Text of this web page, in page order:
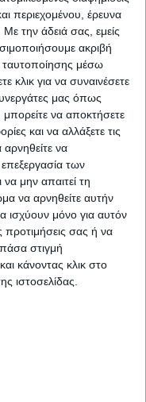
περιεχομένου, έρευνα
Με την άδειά σας, εμείς
ακριβή
ταυτοποίησης μέσω
για να συναινέσετε
μας όπως
να αποκτήσετε
και να αλλάξετε τις
να
των
μην απαιτεί τη
να αρνηθείτε αυτήν
ισχύουν μόνο για αυτόν
προτιμήσεις σας ή να
στιγμή
κάνοντας κλικ στο
ιστοσελίδας.
Κλινική του
κλινική θα εξοπλιστεί
με έναν
τουλάχιστον 25
14 διπολικών καναλιών
ιντσών και τουλάχιστον
θα εξοπλιστεί με έναν
καναλίων από τα οποία
είσοδοι, συμβατό με
νευροπλοήγησης,
μαγνητικό ερεθιστή με
κυματομορφής και